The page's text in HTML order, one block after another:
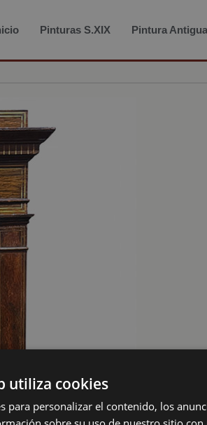
Pinturas S.XIX Pintura Antigua
utiliza cookies
para personalizar el contenido, los